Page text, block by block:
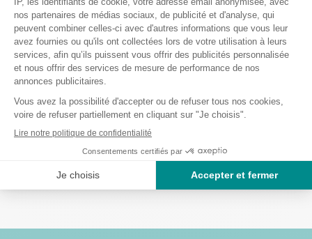
Exercice de respiration de cohérence cardiaque
Bruit blanc
Bruit rose
Sons de la nature (chant d'oiseau, battement de pluie
fine, ruissellement d'une rivière, crépitement d'un feu de
bois)
Simulateur de crépuscule